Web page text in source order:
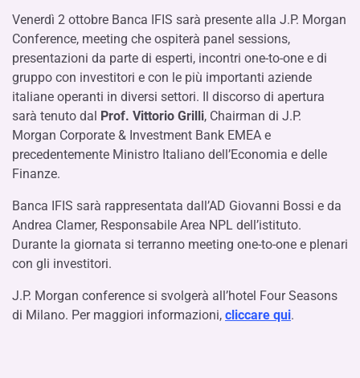
Venerdì 2 ottobre Banca IFIS sarà presente alla J.P. Morgan
Conference, meeting che ospiterà panel sessions,
presentazioni da parte di esperti, incontri one-to-one e di
gruppo con investitori e con le più importanti aziende
italiane operanti in diversi settori. Il discorso di apertura
sarà tenuto dal Prof. Vittorio Grilli, Chairman di J.P.
Morgan Corporate & Investment Bank EMEA e
precedentemente Ministro Italiano dell’Economia e delle
Finanze.
Banca IFIS sarà rappresentata dall’AD Giovanni Bossi e da
Andrea Clamer, Responsabile Area NPL dell’istituto.
Durante la giornata si terranno meeting one-to-one e plenari
con gli investitori.
J.P. Morgan conference si svolgerà all’hotel Four Seasons
di Milano. Per maggiori informazioni, cliccare qui.